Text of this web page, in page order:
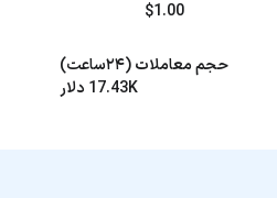
$1.00
حجم معاملات (۲۴ساعت)
17.43K دلار